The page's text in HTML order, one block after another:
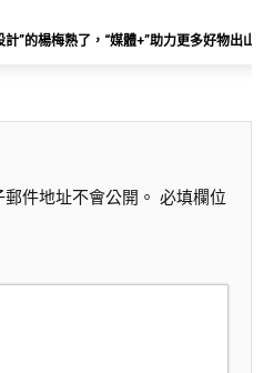
”的楊梅熟了，“媒體+”助力更多好物出山
件地址不會公開。 必填欄位